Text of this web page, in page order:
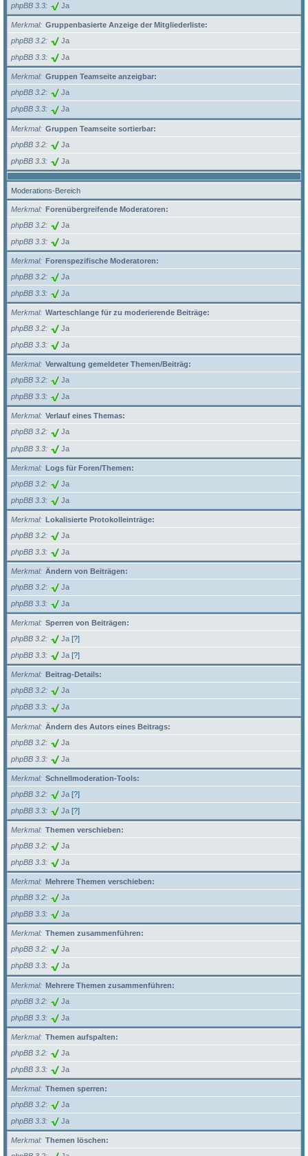
phpBB 3.3 Ja
Merkmal
Gruppenbasierte Anzeige der Mitgliederliste:
phpBB 3.2
Ja
phpBB 3.3 Ja
Merkmal
Gruppen Teamseite anzeigbar:
phpBB 3.2
Ja
phpBB 3.3 Ja
Merkmal
Gruppen Teamseite sortierbar:
phpBB 3.2
Ja
phpBB 3.3 Ja
Moderations-Bereich
Merkmal
Forenübergreifende Moderatoren:
phpBB 3.2
Ja
phpBB 3.3 Ja
Merkmal
Forenspezifische Moderatoren:
phpBB 3.2
Ja
phpBB 3.3 Ja
Merkmal
Warteschlange für zu moderierende Beiträge:
phpBB 3.2
Ja
phpBB 3.3 Ja
Merkmal
Verwaltung gemeldeter Themen/Beiträg:
phpBB 3.2
Ja
phpBB 3.3 Ja
Merkmal
Verlauf eines Themas:
phpBB 3.2
Ja
phpBB 3.3 Ja
Merkmal
Logs für Foren/Themen:
phpBB 3.2
Ja
phpBB 3.3 Ja
Merkmal
Lokalisierte Protokolleinträge:
phpBB 3.2
Ja
phpBB 3.3 Ja
Merkmal
Ändern von Beiträgen:
phpBB 3.2
Ja
phpBB 3.3 Ja
Merkmal
Sperren von Beiträgen:
phpBB 3.2
Ja [?]
phpBB 3.3 Ja [?]
Merkmal
Beitrag-Details:
phpBB 3.2
Ja
phpBB 3.3 Ja
Merkmal
Ändern des Autors eines Beitrags:
phpBB 3.2
Ja
phpBB 3.3 Ja
Merkmal
Schnellmoderation-Tools:
phpBB 3.2
Ja [?]
phpBB 3.3 Ja [?]
Merkmal
Themen verschieben:
phpBB 3.2
Ja
phpBB 3.3 Ja
Merkmal
Mehrere Themen verschieben:
phpBB 3.2
Ja
phpBB 3.3 Ja
Merkmal
Themen zusammenführen:
phpBB 3.2
Ja
phpBB 3.3 Ja
Merkmal
Mehrere Themen zusammenführen:
phpBB 3.2
Ja
phpBB 3.3 Ja
Merkmal
Themen aufspalten:
phpBB 3.2
Ja
phpBB 3.3 Ja
Merkmal
Themen sperren:
phpBB 3.2
Ja
phpBB 3.3 Ja
Merkmal
Themen löschen: